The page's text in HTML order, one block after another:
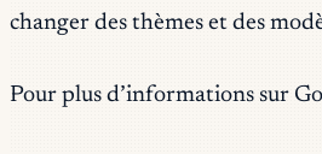
changer des thèmes et des
Pour plus d’informations sur